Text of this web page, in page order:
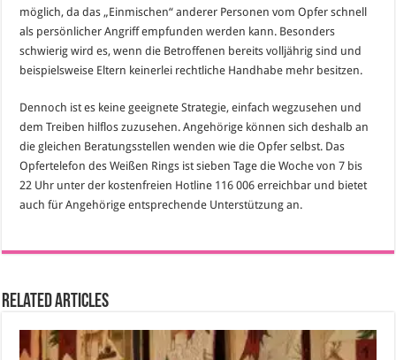
möglich, da das „Einmischen“ anderer Personen vom Opfer schnell
als persönlicher Angriff empfunden werden kann. Besonders
schwierig wird es, wenn die Betroffenen bereits volljährig sind und
beispielsweise Eltern keinerlei rechtliche Handhabe mehr besitzen.
Dennoch ist es keine geeignete Strategie, einfach wegzusehen und
dem Treiben hilflos zuzusehen. Angehörige können sich deshalb an
die gleichen Beratungsstellen wenden wie die Opfer selbst. Das
Opfertelefon des Weißen Rings ist sieben Tage die Woche von 7 bis
22 Uhr unter der kostenfreien Hotline 116 006 erreichbar und bietet
auch für Angehörige entsprechende Unterstützung an.
Related Articles